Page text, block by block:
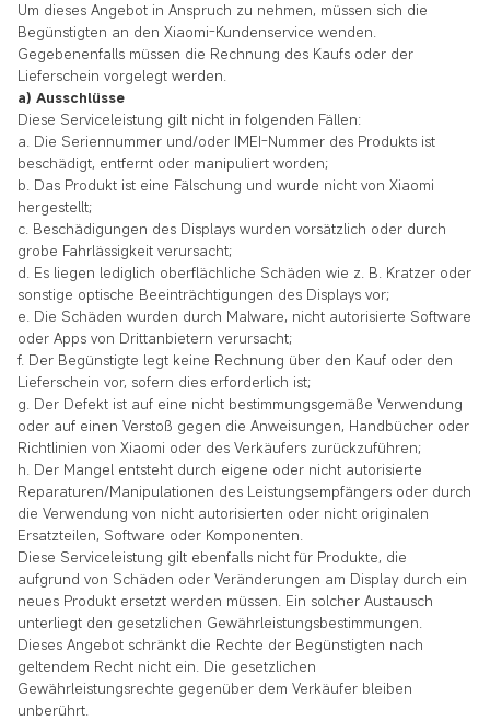
Um dieses Angebot in Anspruch zu nehmen, müssen sich die
Begünstigten an den Xiaomi-Kundenservice wenden.
Gegebenenfalls müssen die Rechnung des Kaufs oder der
Lieferschein vorgelegt werden.
a) Ausschlüsse
Diese Serviceleistung gilt nicht in folgenden Fällen:
a. Die Seriennummer und/oder IMEI-Nummer des Produkts ist
beschädigt, entfernt oder manipuliert worden;
b. Das Produkt ist eine Fälschung und wurde nicht von Xiaomi
hergestellt;
c. Beschädigungen des Displays wurden vorsätzlich oder durch
grobe Fahrlässigkeit verursacht;
d. Es liegen lediglich oberflächliche Schäden wie z. B. Kratzer oder
sonstige optische Beeinträchtigungen des Displays vor;
e. Die Schäden wurden durch Malware, nicht autorisierte Software
oder Apps von Drittanbietern verursacht;
f. Der Begünstigte legt keine Rechnung über den Kauf oder den
Lieferschein vor, sofern dies erforderlich ist;
g. Der Defekt ist auf eine nicht bestimmungsgemäße Verwendung
oder auf einen Verstoß gegen die Anweisungen, Handbücher oder
Richtlinien von Xiaomi oder des Verkäufers zurückzuführen;
h. Der Mangel entsteht durch eigene oder nicht autorisierte
Reparaturen/Manipulationen des Leistungsempfängers oder durch
die Verwendung von nicht autorisierten oder nicht originalen
Ersatzteilen, Software oder Komponenten.
Diese Serviceleistung gilt ebenfalls nicht für Produkte, die
aufgrund von Schäden oder Veränderungen am Display durch ein
neues Produkt ersetzt werden müssen. Ein solcher Austausch
unterliegt den gesetzlichen Gewährleistungsbestimmungen.
Dieses Angebot schränkt die Rechte der Begünstigten nach
geltendem Recht nicht ein. Die gesetzlichen
Gewährleistungsrechte gegenüber dem Verkäufer bleiben
unberührt.